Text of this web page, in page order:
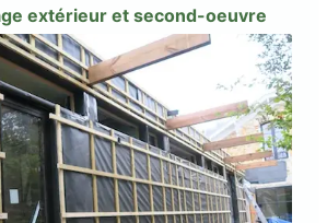
extérieur et second-oeuvre